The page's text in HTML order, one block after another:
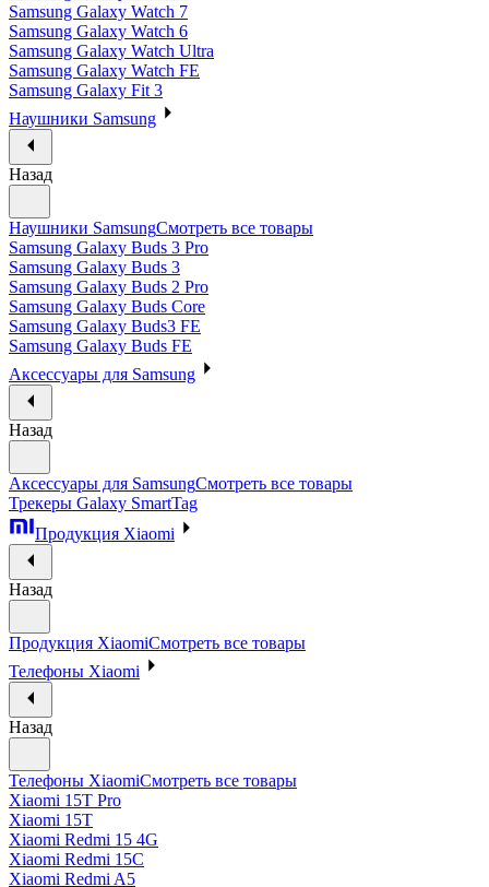
Samsung Galaxy Watch 7
Samsung Galaxy Watch 6
Samsung Galaxy Watch Ultra
Samsung Galaxy Watch FE
Samsung Galaxy Fit 3
Наушники Samsung
Назад
Наушники SamsungСмотреть все товары
Samsung Galaxy Buds 3 Pro
Samsung Galaxy Buds 3
Samsung Galaxy Buds 2 Pro
Samsung Galaxy Buds Core
Samsung Galaxy Buds3 FE
Samsung Galaxy Buds FE
Аксессуары для Samsung
Назад
Аксессуары для SamsungСмотреть все товары
Трекеры Galaxy SmartTag
Продукция Xiaomi
Назад
Продукция XiaomiСмотреть все товары
Телефоны Xiaomi
Назад
Телефоны XiaomiСмотреть все товары
Xiaomi 15T Pro
Xiaomi 15T
Xiaomi Redmi 15 4G
Xiaomi Redmi 15C
Xiaomi Redmi A5